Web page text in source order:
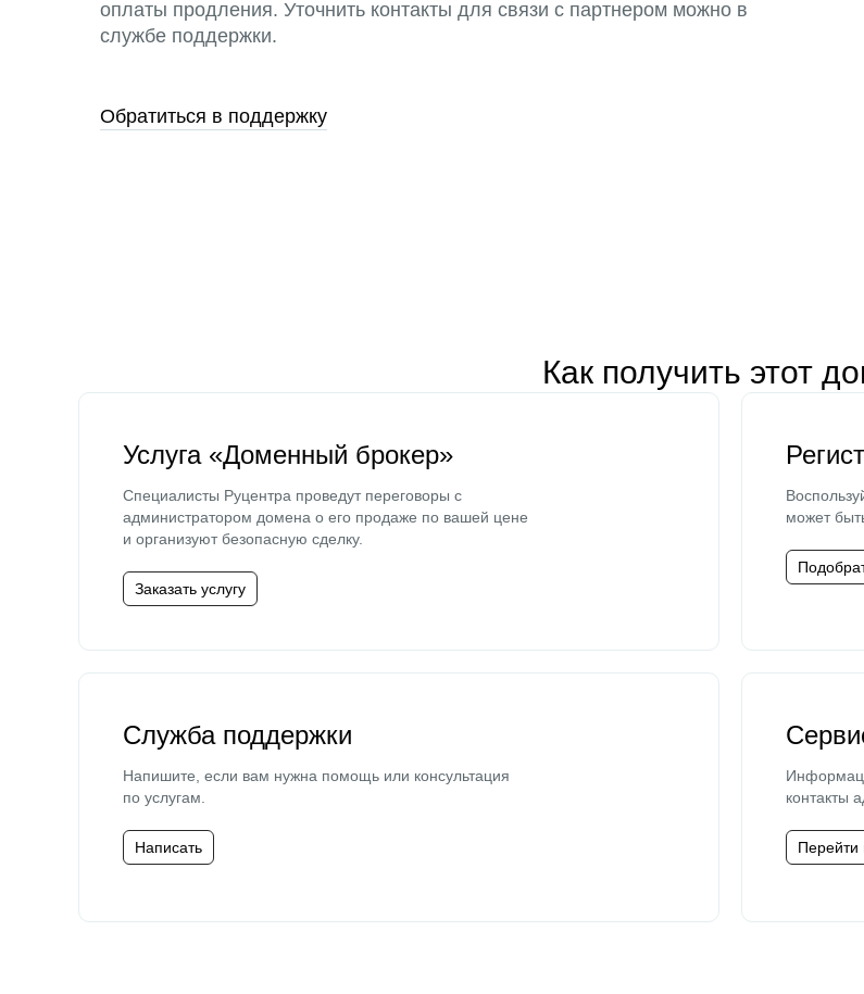
оплаты продления. Уточнить контакты для связи с партнером можно в
службе поддержки.
Обратиться в поддержку
Как получить этот
Услуга «Доменный брокер»
Специалисты Руцентра проведут переговоры с
администратором домена о его продаже по вашей цене
и организуют безопасную сделку.
Заказать услугу
может
Служба поддержки
Напишите, если вам нужна помощь или консультация
по услугам.
Написать
контакты
Перейти